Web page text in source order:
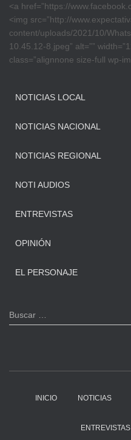
<a href=”https://
<img src=”http://
content/uploads/2021/10/
10.45.12-8.jpeg” alt=””
class=”alignnone size-full wp-
NOTICIAS LOCAL
NOTICIAS NACIONAL
NOTICIAS REGIONAL
NOTI AUDIOS
ENTREVISTAS
OPINIÓN
EL PERSONAJE
B
u
Buscar …
INICIO NOTICIAS
ENTREVISTAS